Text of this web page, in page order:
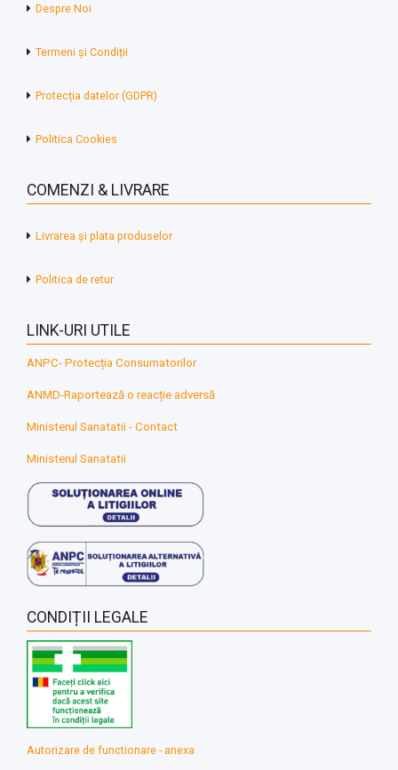
Despre Noi
Termeni și Condiții
Protecția datelor (GDPR)
Politica Cookies
COMENZI & LIVRARE
Livrarea și plata produselor
Politica de retur
LINK-URI UTILE
ANPC- Protecția Consumatorilor
ANMD-Raportează o reacție adversă
Ministerul Sanatatii - Contact
Ministerul Sanatatii
CONDIȚII LEGALE
Autorizare de functionare - anexa